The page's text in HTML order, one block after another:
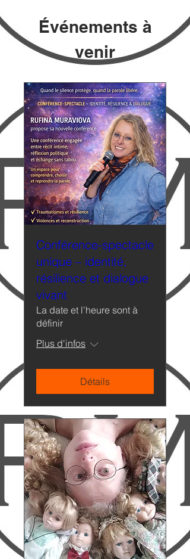
Événements à
venir
Conférence-spectacle
unique – identité,
résilience et dialogue
vivant
La date et l'heure sont à
définir
Plus d'infos
Détails